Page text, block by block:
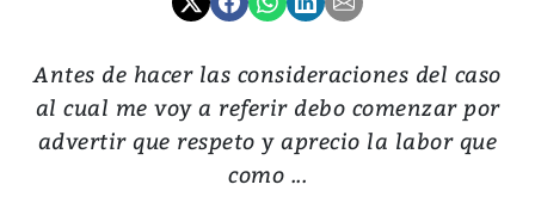
Antes de hacer las consideraciones del caso
al cual me voy a referir debo comenzar por
advertir que respeto y aprecio la labor que
como ...